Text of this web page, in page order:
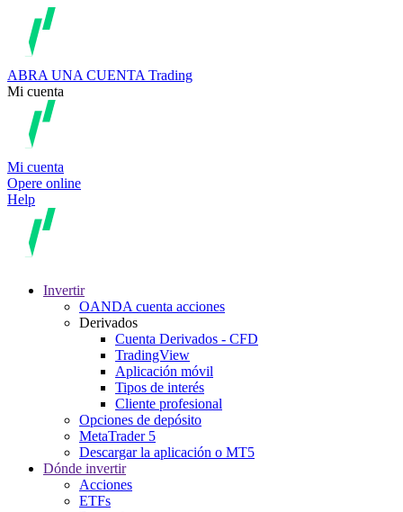
ABRA UNA CUENTA Trading
Mi cuenta
Mi cuenta
Opere online
Help
Invertir
OANDA cuenta acciones
Derivados
Cuenta Derivados - CFD
TradingView
Aplicación móvil
Tipos de interés
Cliente profesional
Opciones de depósito
MetaTrader 5
Descargar la aplicación o MT5
Dónde invertir
Acciones
ETFs